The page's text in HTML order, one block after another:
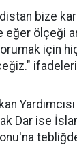
bize
ölçeği
için
Dar ise